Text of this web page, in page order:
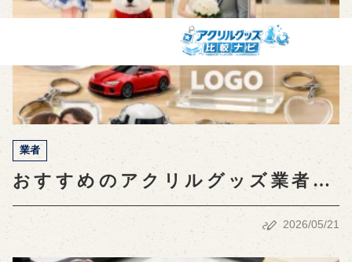
業者
おすすめのアクリルグッズ業者比
較：選び方と特徴まとめ
2026/05/21